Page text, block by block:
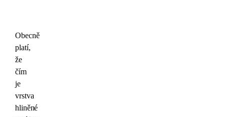
Obecně
platí,
že
čím
je
vrstva
hliněné